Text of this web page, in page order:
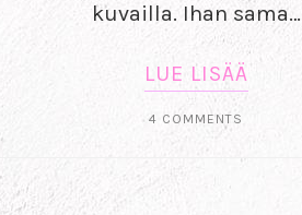
kuvailla. Ihan sama…
LUE LISÄÄ
4 COMMENTS